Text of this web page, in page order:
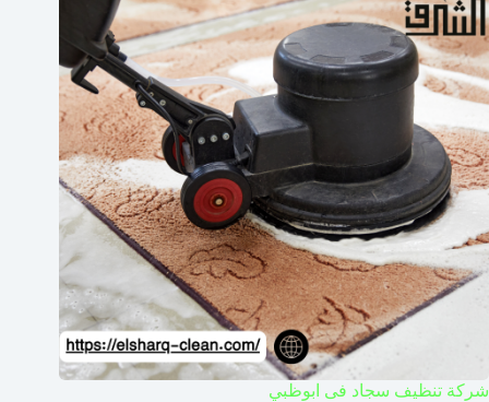
شركة تنظيف سجاد فى ابوظبي